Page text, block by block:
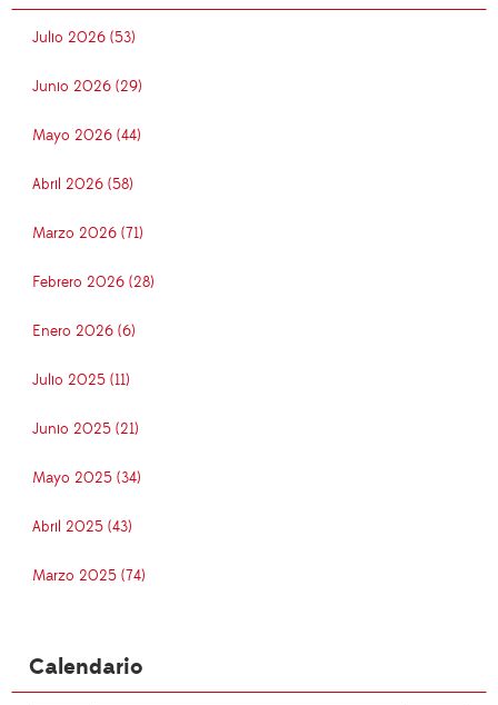
Julio 2026 (53)
Junio 2026 (29)
Mayo 2026 (44)
Abril 2026 (58)
Marzo 2026 (71)
Febrero 2026 (28)
Enero 2026 (6)
Julio 2025 (11)
Junio 2025 (21)
Mayo 2025 (34)
Abril 2025 (43)
Marzo 2025 (74)
Calendario